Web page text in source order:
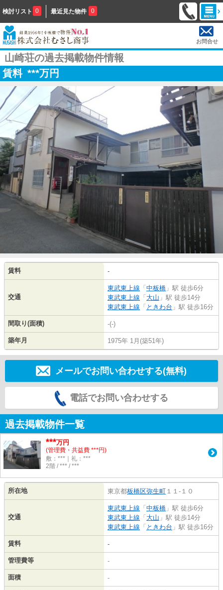
検討リスト 0 最近見た物件 0
お問合せ
山崎荘の過去掲載物件情報
賃料 ***万円
賃料 -
交通
東武東上線 「 中板橋 」駅 徒歩6分
東武東上線 「 大山 」駅 徒歩14分
東武東上線 「 ときわ台 」駅 徒歩16分
間取り(面積) -(-)
築年月 1975年 1月(築51年)
メールでお問い合わせする(無料)
電話でお問い合わせする
過去掲載物件一覧
***万円
(管理費・共益費 ***円)
敷：***｜礼：***
2階 / *** / ***
所在地 東京都板橋区弥生町 １１-１０
交通
東武東上線 「 中板橋 」駅 徒歩6分
東武東上線 「 大山 」駅 徒歩14分
東武東上線 「 ときわ台 」駅 徒歩16分
賃料 -
管理費等 -
面積 -